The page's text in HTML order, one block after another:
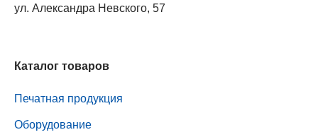
ул. Александра Невского, 57
Каталог товаров
Печатная продукция
Оборудование